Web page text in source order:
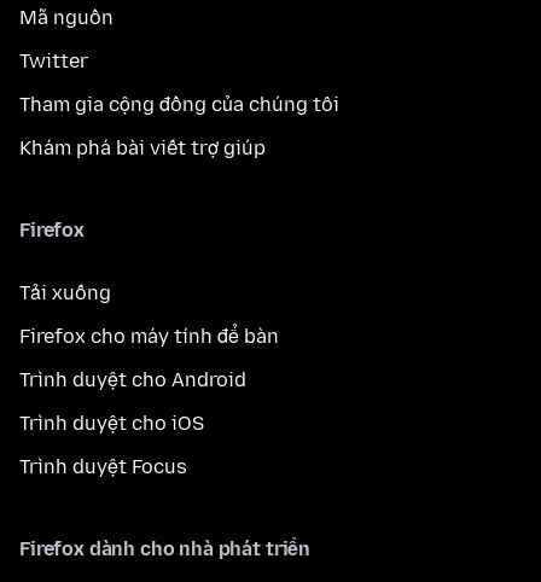
Mã nguồn
Twitter
Tham gia cộng đồng của chúng tôi
Khám phá bài viết trợ giúp
Firefox
Tải xuống
Firefox cho máy tính để bàn
Trình duyệt cho Android
Trình duyệt cho iOS
Trình duyệt Focus
Firefox dành cho nhà phát triển